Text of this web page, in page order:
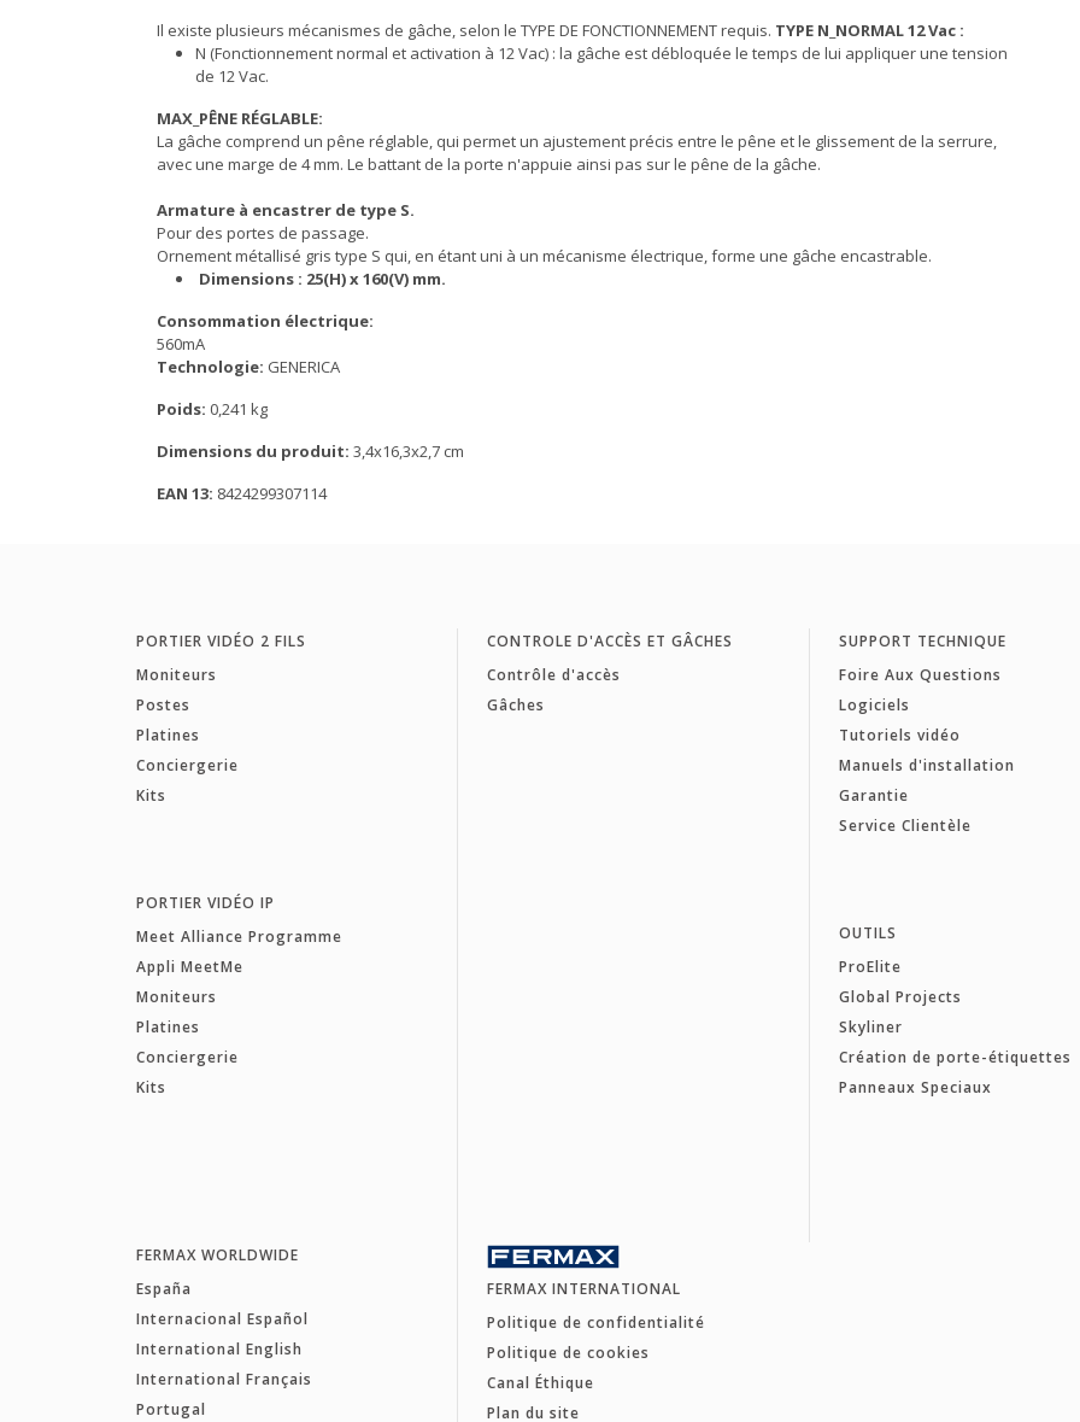
Il existe plusieurs mécanismes de gâche, selon le TYPE DE FONCTIONNEMENT requis. TYPE N_NORMAL 12 Vac :
N (Fonctionnement normal et activation à 12 Vac) : la gâche est débloquée le temps de lui appliquer une tension
de 12 Vac.
MAX_PÊNE RÉGLABLE:
La gâche comprend un pêne réglable, qui permet un ajustement précis entre le pêne et le glissement de la serrure,
avec une marge de 4 mm. Le battant de la porte n'appuie ainsi pas sur le pêne de la gâche.
Armature à encastrer de type S.
Pour des portes de passage.
Ornement métallisé gris type S qui, en étant uni à un mécanisme électrique, forme une gâche encastrable.
Dimensions : 25(H) x 160(V) mm.
Consommation électrique:
560mA
Technologie: GENERICA
Poids: 0,241 kg
Dimensions du produit: 3,4x16,3x2,7 cm
EAN 13: 8424299307114
PORTIER VIDÉO 2 FILS
Moniteurs
Postes
Platines
Conciergerie
Kits
PORTIER VIDÉO IP
Meet Alliance Programme
Appli MeetMe
Moniteurs
Platines
Conciergerie
Kits
CONTROLE D'ACCÈS ET GÂCHES
Contrôle d'accès
Gâches
SUPPORT TECHNIQUE
Foire Aux Questions
Logiciels
Tutoriels vidéo
Manuels d'installation
Garantie
Service Clientèle
OUTILS
ProElite
Global Projects
Skyliner
Création de porte-étiquettes
Panneaux Speciaux
FERMAX WORLDWIDE
España
Internacional Español
International English
International Français
Portugal
FERMAX INTERNATIONAL
Politique de confidentialité
Politique de cookies
Canal Éthique
Plan du site